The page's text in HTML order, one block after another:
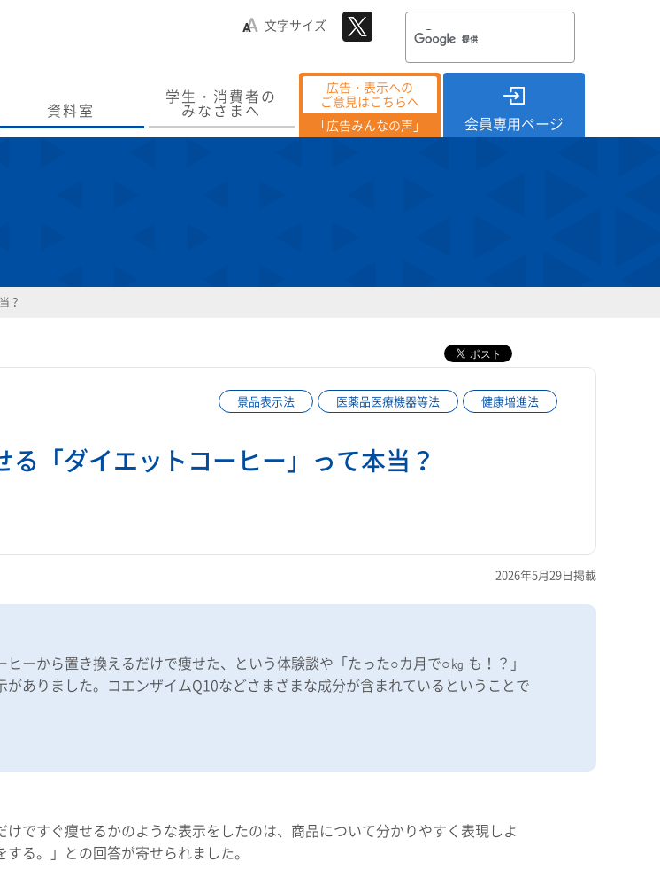
文字サイズ
資料室
学生・消費者の
みなさまへ
広告・表示への
ご意見はこちらへ
「広告みんなの声」
会員専用ページ
？
景品表示法 医薬品医療機器等法 健康増進法
る「ダイエットコーヒー」って本当？
2026年5月29日掲載
ーから置き換えるだけで痩せた、という体験談や「たった○カ月で○㎏ も！？」
ありました。コエンザイムQ10などさまざまな成分が含まれているということで
ですぐ痩せるかのような表示をしたのは、商品について分かりやすく表現しよ
る。」との回答が寄せられました。